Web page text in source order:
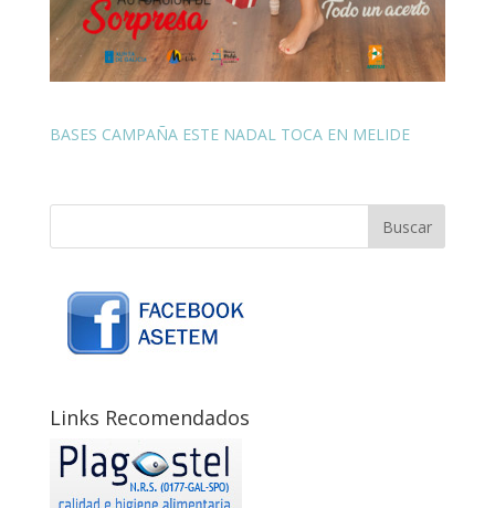
BASES CAMPAÑA ESTE NADAL TOCA EN MELIDE
Links Recomendados